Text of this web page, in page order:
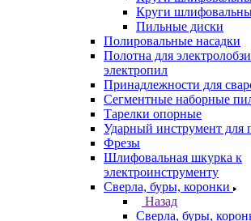
Круги
Пильные диски
Полировальные насадки
Полотна для
электропил
Принадлежности для
Сегментные наборные
Тарелки опорные
Ударный инструмент для
Фрезы
Шлифовальная шкурка к
электроинструменту
Сверла, буры, коронки
Назад
Сверла, буры,